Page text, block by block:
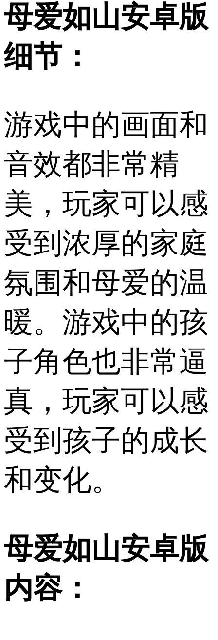
母爱如山安卓版
细节：
游戏中的画面和
音效都非常精
美，玩家可以感
受到浓厚的家庭
氛围和母爱的温
暖。游戏中的孩
子角色也非常逼
真，玩家可以感
受到孩子的成长
和变化。
母爱如山安卓版
内容：